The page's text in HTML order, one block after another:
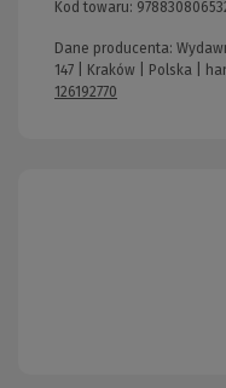
Kod towaru:
Dane producenta:
147 | Kraków | Polska |
126192770